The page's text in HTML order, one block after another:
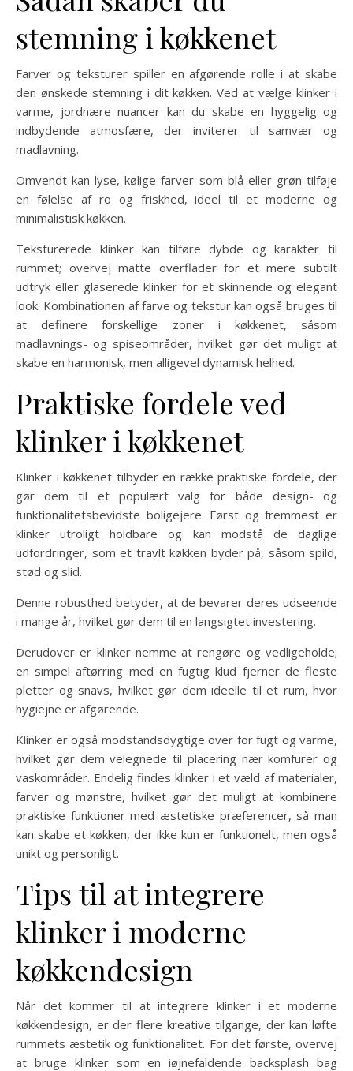
stemning i køkkenet
Farver og teksturer spiller en afgørende rolle i at skabe
den ønskede stemning i dit køkken. Ved at vælge klinker i
varme, jordnære nuancer kan du skabe en hyggelig og
indbydende atmosfære, der inviterer til samvær og
madlavning.
Omvendt kan lyse, kølige farver som blå eller grøn tilføje
en følelse af ro og friskhed, ideel til et moderne og
minimalistisk køkken.
Teksturerede klinker kan tilføre dybde og karakter til
rummet; overvej matte overflader for et mere subtilt
udtryk eller glaserede klinker for et skinnende og elegant
look. Kombinationen af farve og tekstur kan også bruges til
at definere forskellige zoner i køkkenet, såsom
madlavnings- og spiseområder, hvilket gør det muligt at
skabe en harmonisk, men alligevel dynamisk helhed.
Praktiske fordele ved
klinker i køkkenet
Klinker i køkkenet tilbyder en række praktiske fordele, der
gør dem til et populært valg for både design- og
funktionalitetsbevidste boligejere. Først og fremmest er
klinker utroligt holdbare og kan modstå de daglige
udfordringer, som et travlt køkken byder på, såsom spild,
stød og slid.
Denne robusthed betyder, at de bevarer deres udseende
i mange år, hvilket gør dem til en langsigtet investering.
Derudover er klinker nemme at rengøre og vedligeholde;
en simpel aftørring med en fugtig klud fjerner de fleste
pletter og snavs, hvilket gør dem ideelle til et rum, hvor
hygiejne er afgørende.
Klinker er også modstandsdygtige over for fugt og varme,
hvilket gør dem velegnede til placering nær komfurer og
vaskområder. Endelig findes klinker i et væld af materialer,
farver og mønstre, hvilket gør det muligt at kombinere
praktiske funktioner med æstetiske præferencer, så man
kan skabe et køkken, der ikke kun er funktionelt, men også
unikt og personligt.
Tips til at integrere
klinker i moderne
køkkendesign
Når det kommer til at integrere klinker i et moderne
køkkendesign, er der flere kreative tilgange, der kan løfte
rummets æstetik og funktionalitet. For det første, overvej
at bruge klinker som en iøjnefaldende backsplash bag